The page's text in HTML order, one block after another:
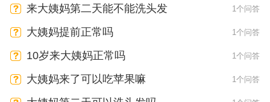
来大姨妈第二天能不能洗头发 1个问答
大姨妈提前正常吗 1个问答
10岁来大姨妈正常吗 1个问答
大姨妈来了可以吃苹果嘛 1个问答